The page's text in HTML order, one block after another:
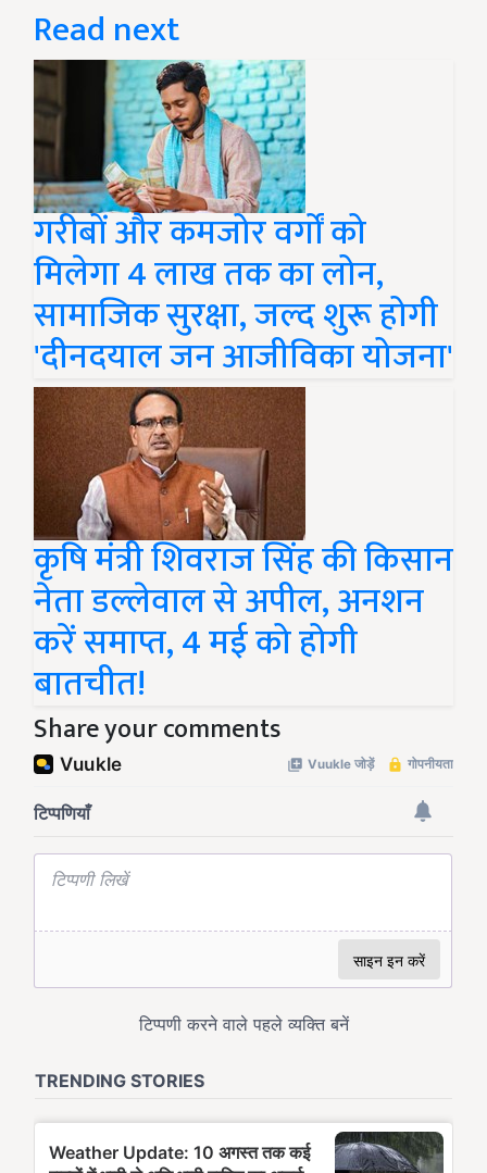
Read next
गरीबों और कमजोर वर्गों को
मिलेगा 4 लाख तक का लोन,
सामाजिक सुरक्षा, जल्द शुरू होगी
'दीनदयाल जन आजीविका योजना'
कृषि मंत्री शिवराज सिंह की किसान
नेता डल्लेवाल से अपील, अनशन
करें समाप्त, 4 मई को होगी
बातचीत!
Share your comments